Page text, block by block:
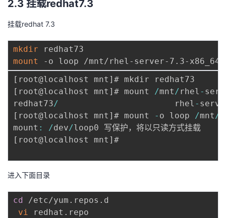
2.3 挂载redhat7.3
挂载redhat 7.3
mkdir
mount
[ root@localhost mnt ]
[ root@localhost mnt ] # mount /mnt/rhel -
redhat73/
                       rhel
-
[ root@localhost mnt ] # mount - o loop /mnt/
mount : /dev/
[ root@localhost mnt ] #
进入下面目录
cd
/etc/yum.repos.d
vi